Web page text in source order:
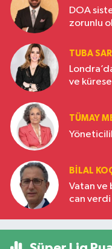
DOA
zorunlu
TUBA
ve
TÜMAY
BILAL
Vatan ve
can verdi